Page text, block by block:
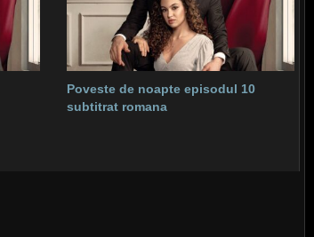
Poveste de noapte episodul 10
subtitrat romana